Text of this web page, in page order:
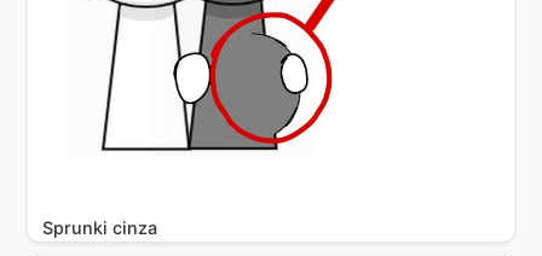
Sprunki cinza